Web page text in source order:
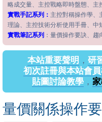
略成交量、主控戰略即時盤態、
實戰手記系列： 主控對稱操作學、
理論、主控技術分析使用手冊、中
實戰筆記系列 ：量價操作要訣、
本站重要聲明 ， 研
初次註冊與本站會
貼圖討論教學，
量價關係操作